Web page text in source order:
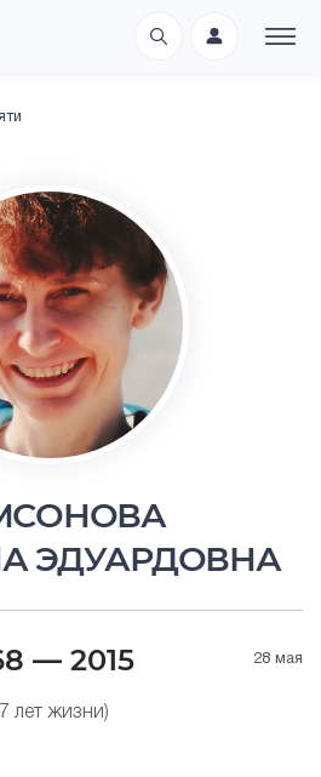
ЭДУАРДОВНА
— 2015
лет жизни)
28 мая